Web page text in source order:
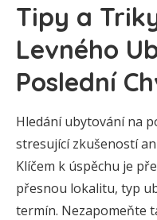
Tipy a
Levného
Poslední
Hledání ubytování na
stresující zkušeností
Klíčem k úspěchu je
přesnou lokalitu, typ
termín. Nezapomeňte